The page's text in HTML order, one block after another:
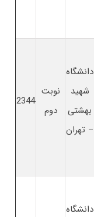
دانشگاه
شهید
بهشتی
– تهران
نوبت
دوم
2344
دانشگاه